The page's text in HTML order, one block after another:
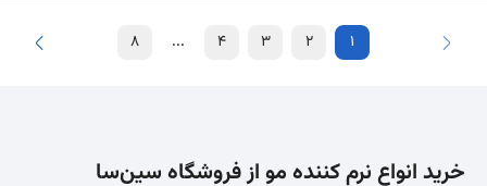
1
2
3
4
...
8
خرید انواع نرم کننده مو از فروشگاه سین‌سا